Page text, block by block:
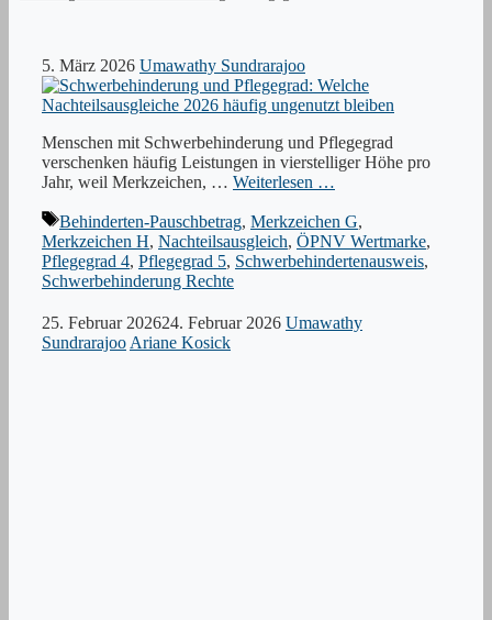
5. März 2026 Umawathy Sundrarajoo
Menschen mit Schwerbehinderung und Pflegegrad
verschenken häufig Leistungen in vierstelliger Höhe pro
Jahr, weil Merkzeichen, … Weiterlesen …
Schlagwörter
Behinderten-Pauschbetrag, Merkzeichen G,
Merkzeichen H, Nachteilsausgleich, ÖPNV Wertmarke,
Pflegegrad 4, Pflegegrad 5, Schwerbehindertenausweis,
Schwerbehinderung Rechte
25. Februar 202624. Februar 2026 Umawathy
Sundrarajoo Ariane Kosick